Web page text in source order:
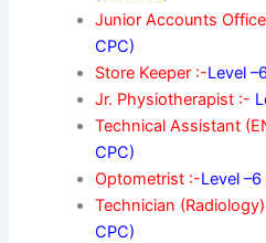
Junior Accounts
CPC)
Store Keeper :-Level
Jr. Physiotherapist :-
Technical Assistant
CPC)
Optometrist :-Level
Technician
CPC)